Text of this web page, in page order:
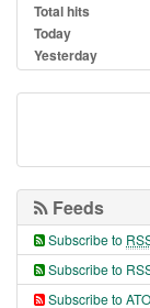
Total hits
Today
Yesterday
Feeds
Subscribe to
Subscribe to
Subscribe to